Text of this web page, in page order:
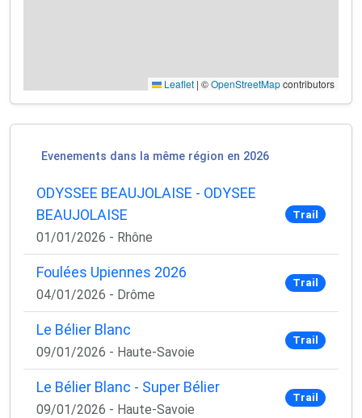
Leaflet | ©OpenStreetMapcontributors
Evenements dans la même région en 2026
ODYSSEE BEAUJOLAISE - ODYSEE
BEAUJOLAISE
01/01/2026 - Rhône
Trail
Foulées Upiennes 2026
04/01/2026 - Drôme
Trail
Le Bélier Blanc
09/01/2026 - Haute-Savoie
Trail
Le Bélier Blanc - Super Bélier
09/01/2026 - Haute-Savoie
Trail